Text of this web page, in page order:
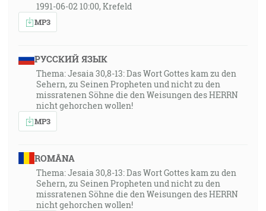
1991-06-02 10:00, Krefeld
MP3
РУССКИЙ ЯЗЫК
Thema: Jesaia 30,8-13: Das Wort Gottes kam zu den
Sehern, zu Seinen Propheten und nicht zu den
missratenen Söhne die den Weisungen des HERRN
nicht gehorchen wollen!
MP3
ROMÂNA
Thema: Jesaia 30,8-13: Das Wort Gottes kam zu den
Sehern, zu Seinen Propheten und nicht zu den
missratenen Söhne die den Weisungen des HERRN
nicht gehorchen wollen!